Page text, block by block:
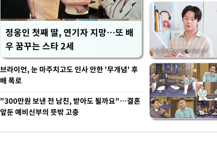
정웅인 첫째 딸, 연기자 지망…또 배
우 꿈꾸는 스타 2세
브라이언, 눈 마주치고도 인사 안한 '무개념' 후
배 폭로
"300만원 보낸 전 남친, 받아도 될까요"…결혼
앞둔 예비신부의 뜻밖 고충